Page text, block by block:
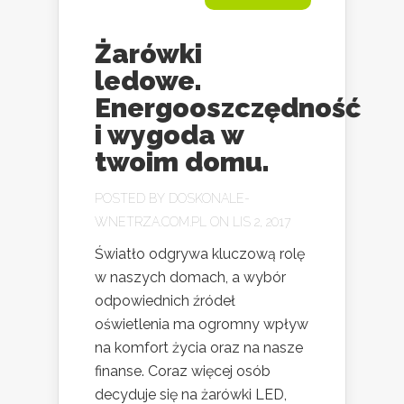
Żarówki
ledowe.
Energooszczędność
i wygoda w
twoim domu.
POSTED BY DOSKONALE-
WNETRZA.COM.PL
ON LIS 2, 2017
Światło odgrywa kluczową rolę
w naszych domach, a wybór
odpowiednich źródeł
oświetlenia ma ogromny wpływ
na komfort życia oraz na nasze
finanse. Coraz więcej osób
decyduje się na żarówki LED,